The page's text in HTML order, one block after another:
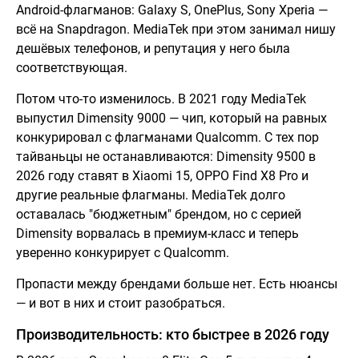
Android-флагманов: Galaxy S, OnePlus, Sony Xperia —
всё на Snapdragon. MediaTek при этом занимал нишу
дешёвых телефонов, и репутация у него была
соответствующая.
Потом что-то изменилось. В 2021 году MediaTek
выпустил Dimensity 9000 — чип, который на равных
конкурировал с флагманами Qualcomm. С тех пор
тайваньцы не останавливаются: Dimensity 9500 в
2026 году ставят в Xiaomi 15, OPPO Find X8 Pro и
другие реальные флагманы. MediaTek долго
оставалась "бюджетным" брендом, но с серией
Dimensity ворвалась в премиум-класс и теперь
уверенно конкурирует с Qualcomm.
Пропасти между брендами больше нет. Есть нюансы
— и вот в них и стоит разобраться.
Производительность: кто быстрее в 2026 году